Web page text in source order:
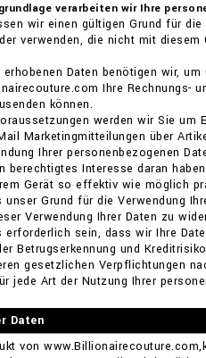
verarbeiten wir Ihre
wir einen gültigen Grund für
verwenden, die nicht mit
Daten benötigen wir,
Ihre Rechnungs-
können.
werden wir Sie um
Marketingmitteilungen über
Ihrer personenbezogenen
berechtigtes Interesse daran
Gerät so effektiv wie möglich
unser Grund für die Verwendung
Verwendung Ihrer Daten zu
erforderlich sein, dass wir Ihre
Betrugserkennung und
gesetzlichen Verpflichtungen
jede Art der Nutzung Ihrer
Daten
von